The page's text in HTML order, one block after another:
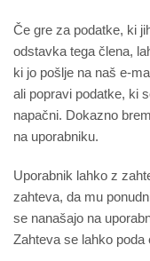
Če gre za podatke, ki
odstavka tega člena,
ki jo pošlje na naš e-
ali popravi podatke, ki
napačni. Dokazno
na uporabniku.
Uporabnik lahko z
zahteva, da mu
se nanašajo na
Zahteva se lahko